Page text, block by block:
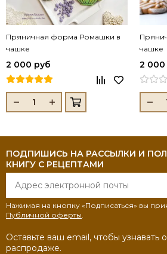
Пряничная форма Ромашки в
чашке
2 000 руб
чашке
2 000
ПОДПИШИСЬ НА РАССЫЛКИ И
КНИГУ С РЕЦЕПТАМИ
Нажимая на кнопку «Подписаться» вы
Публичной оферты
Оставьте ваш email, чтобы узнавать
распродаже.